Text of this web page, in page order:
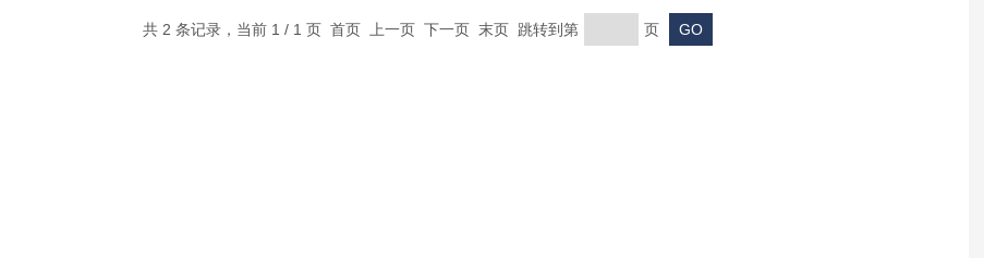
共 2 条记录，当前 1 / 1 页 首页 上一页 下一页 末页 跳转到第 页